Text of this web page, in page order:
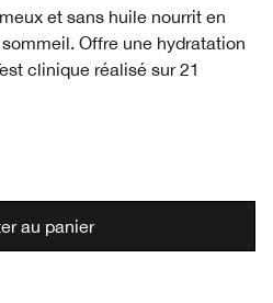
et sans huile nourrit en
Offre une hydratation
clinique réalisé sur 21
au panier